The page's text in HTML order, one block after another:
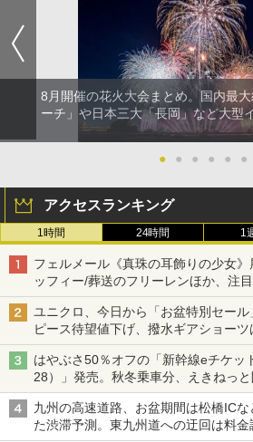
8月開催の花火大会まとめ。国内最
ーチ」や日本三大「長岡」など大型
● ● ● ● ● ●
アクセスランキング
1時間 24時間 1
フェルメール《真珠の耳飾りの少女
ッフィー/葬送のフリーレンほか、注
ユニクロ、今日から「お盆特別セー
ピース待望値下げ、撥水ギアショー
はやぶさ50％オフの「新幹線eチケッ
28）」発売。秋冬乗車分、えきねっと
九州の高速道路、お盆期間は松橋IC
た渋滞予測。東九州道への迂回は料金